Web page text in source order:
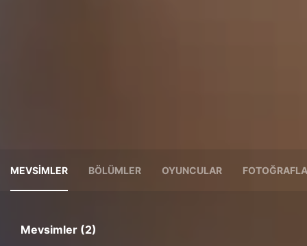
MEVSIMLER BÖLÜMLER OYUNCULAR
Mevsimler (2)